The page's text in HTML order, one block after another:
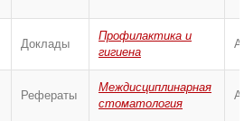
Доклады
Профилактика и
гигиена
Рефераты
Междисциплинарная
стоматология